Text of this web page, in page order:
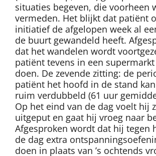
situaties begeven, die voorheen
vermeden. Het blijkt dat patiënt
initiatief de afgelopen week al
de buurt gewandeld heeft.
dat het wandelen wordt
patiënt tevens in een
doen. De zevende zitting: de
patiënt het hoofd in de stand
ruim verdubbeld (61 uur
Op het eind van de dag voelt hij
uitgeput en gaat hij vroeg naar
Afgesproken wordt dat hij tegen
de dag extra
doen in plaats van ’s ochtends